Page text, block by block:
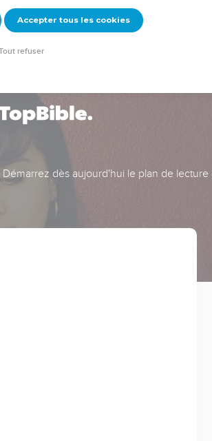
dès aujourd'hui le plan de lecture
Accepter tous les cookies
refuser